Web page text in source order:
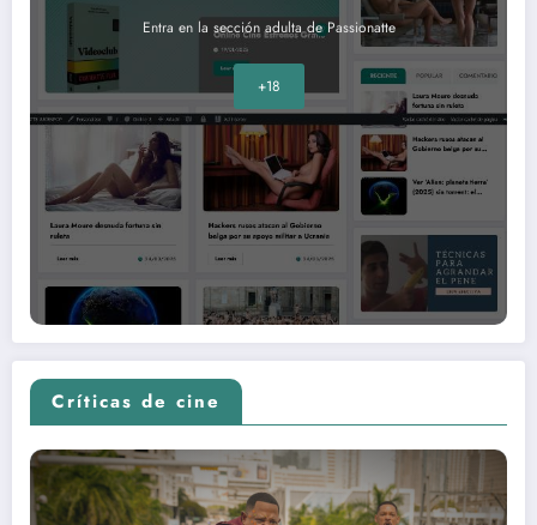
Entra en la sección adulta de Passionatte
+18
Críticas de cine